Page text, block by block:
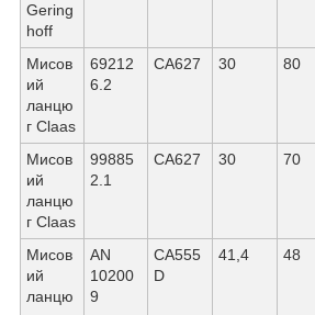
Gering
hoff
Мисов
ий
ланцю
г Claas
69212
6.2
СА627 30 80
Мисов
ий
ланцю
г Claas
99885
2.1
СА627 30 70
Мисов
ий
ланцю
AN
10200
9
СА555
D
41,4 48